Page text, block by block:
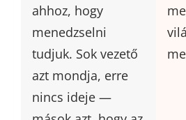
ahhoz, hogy
menedzselni
tudjuk. Sok vezető
azt mondja, erre
nincs ideje —